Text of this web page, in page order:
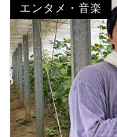
エンタメ・音楽